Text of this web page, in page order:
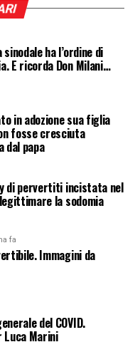
ha l’ordine di
E ricorda Don Milani…
in adozione sua figlia
fosse cresciuta
dal papa
di pervertiti incistata nel
la sodomia
fa
Immagini da
del COVID.
Marini